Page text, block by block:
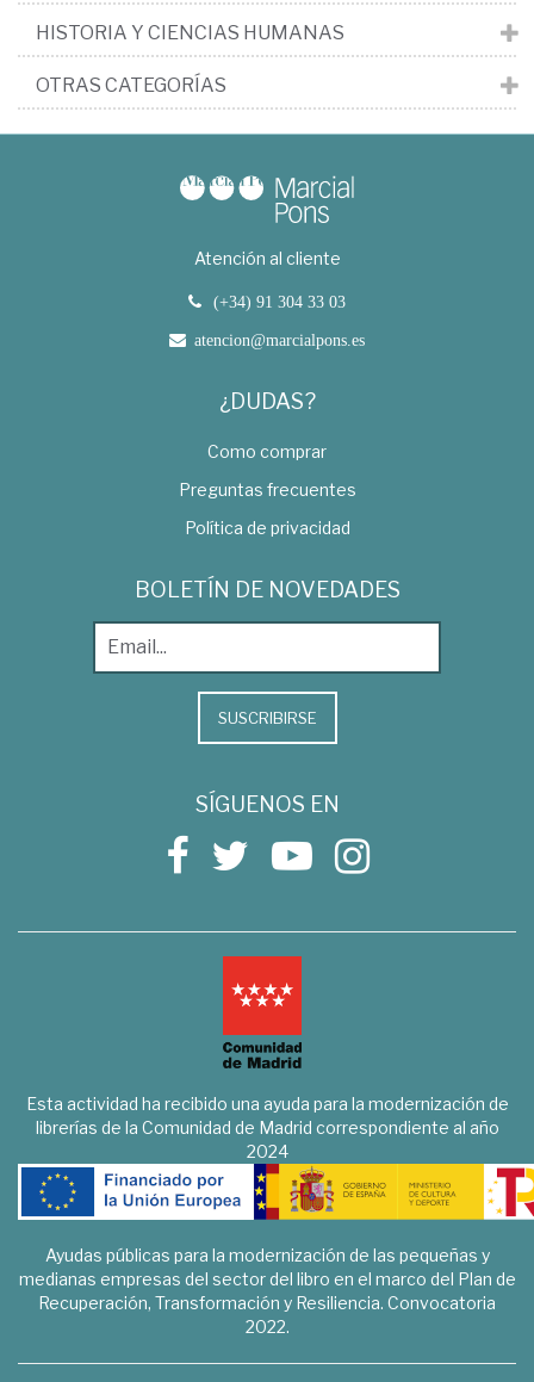
HISTORIA Y CIENCIAS HUMANAS
OTRAS CATEGORÍAS
Atención al cliente
(+34) 91 304 33 03
atencion@marcialpons.es
¿DUDAS?
Como comprar
Preguntas frecuentes
Política de privacidad
BOLETÍN DE NOVEDADES
SUSCRIBIRSE
SÍGUENOS EN
Esta actividad ha recibido una ayuda para la modernización de
librerías de la Comunidad de Madrid correspondiente al año
2024
Ayudas públicas para la modernización de las pequeñas y
medianas empresas del sector del libro en el marco del Plan de
Recuperación, Transformación y Resiliencia. Convocatoria
2022.